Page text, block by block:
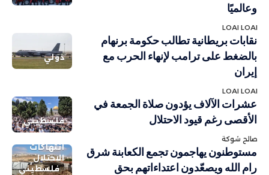
وعالميًا
LOAI LOAI
دولي
نقابات بريطانية تطالب حكومة برنهام
بالضغط على ترامب لإنهاء الحرب مع
إيران
LOAI LOAI
فلسطيني
عشرات الآلاف يؤدون صلاة الجمعة في
الأقصى رغم قيود الاحتلال
صالح شوكة
انتهاكات
الاحتلال
فلسطيني
مستوطنون يهاجمون تجمع الكعابنة شرق
رام الله ويصعّدون اعتداءاتهم بحق